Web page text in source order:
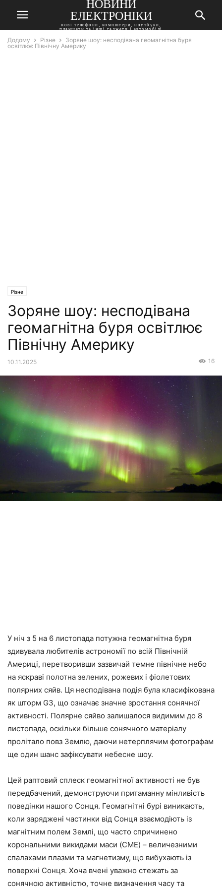
НОВИНИ
ЕЛЕКТРОНІКИ
нові телефони, компютери, ноутбуки,
планшети та інші гаджети і автомобілі
Додому Різне
Зоряне шоу: несподівана геомагнітна буря
освітлює Північну Америку
Різне
Зоряне шоу: несподівана
геомагнітна буря освітлює
Північну Америку
10.11.2025 16
У ніч з 5 на 6 листопада потужна геомагнітна буря
здивувала любителів астрономії по всій Північній
Америці, перетворивши зазвичай темне північне небо
на яскраві полотна зелених, рожевих і фіолетових
полярних сяйв. Ця несподівана подія була класифікована
як шторм G3, що означає значне зростання сонячної
активності. Полярне сяйво залишалося видимим до 8
листопада, оскільки більше сонячного матеріалу
пролітало повз Землю, даючи нетерплячим фотографам
ще один шанс зафіксувати небесне шоу.
Цей раптовий сплеск геомагнітної активності не був
передбачений, демонструючи притаманну мінливість
поведінки нашого Сонця. Геомагнітні бурі виникають,
коли заряджені частинки від Сонця взаємодіють із
магнітним полем Землі, що часто спричинено
корональними викидами маси (CME) – величезними
спалахами плазми та магнетизму, що вибухають із
поверхні Сонця. Хоча вчені уважно стежать за
сонячною активністю, точне визначення часу та